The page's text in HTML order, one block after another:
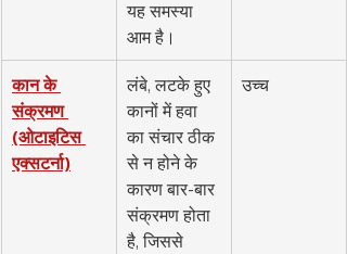
यह समस्या
आम है।
कान के
संक्रमण
(ओटाइटिस
एक्सटर्ना)
लंबे, लटके हुए
कानों में हवा
का संचार ठीक
से न होने के
कारण बार-बार
संक्रमण होता
है, जिससे
उच्च